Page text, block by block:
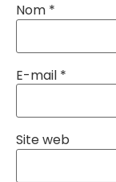
Nom *
E-mail *
Site web